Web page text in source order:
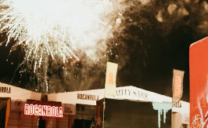
EVENTOS
Vico C
confirma
días de su
23 de Mayo
Arena